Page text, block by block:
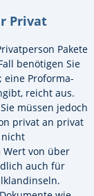
Privat
Pakete
benötigen Sie
Proforma-
reicht aus.
müssen jedoch
privat an privat
nicht
von über
auch für